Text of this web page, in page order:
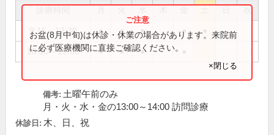
祝
9:15～12:30 ● ● ● ●
16:30～19:00 ● ● ●
お盆(8月中旬)は休診・休業の場合があります。来院前
に必ず医療機関に直接ご確認ください。
×閉じる
備考: 土曜午前のみ
月・火・水・金の13:00～14:00 訪問診療
休診日: 木、日、祝